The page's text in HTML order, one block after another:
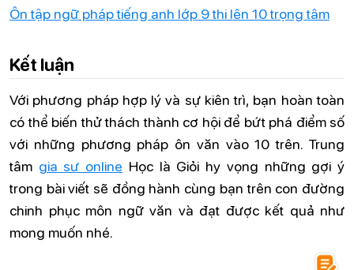
Ôn tập ngữ pháp tiếng anh lớp 9 thi lên 10 trọng tâm
Kết luận
Với phương pháp hợp lý và sự kiên trì, bạn hoàn toàn
có thể biến thử thách thành cơ hội để bứt phá điểm số
với những phương pháp ôn văn vào 10 trên. Trung
tâm gia sư online Học là Giỏi hy vọng những gợi ý
trong bài viết sẽ đồng hành cùng bạn trên con đường
chinh phục môn ngữ văn và đạt được kết quả như
mong muốn nhé.